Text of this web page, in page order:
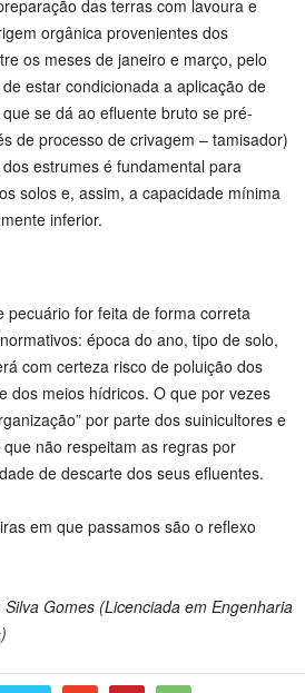
das terras com lavoura e
orgânica provenientes dos
os meses de janeiro e março, pelo
estar condicionada a aplicação de
se dá ao efluente bruto se pré-
de processo de crivagem – tamisador)
estrumes é fundamental para
solos e, assim, a capacidade mínima
inferior.
pecuário for feita de forma correta
época do ano, tipo de solo,
com certeza risco de poluição dos
dos meios hídricos. O que por vezes
por parte dos suinicultores e
não respeitam as regras por
de descarte dos seus efluentes.
em que passamos são o reflexo
Gomes (Licenciada em Engenharia